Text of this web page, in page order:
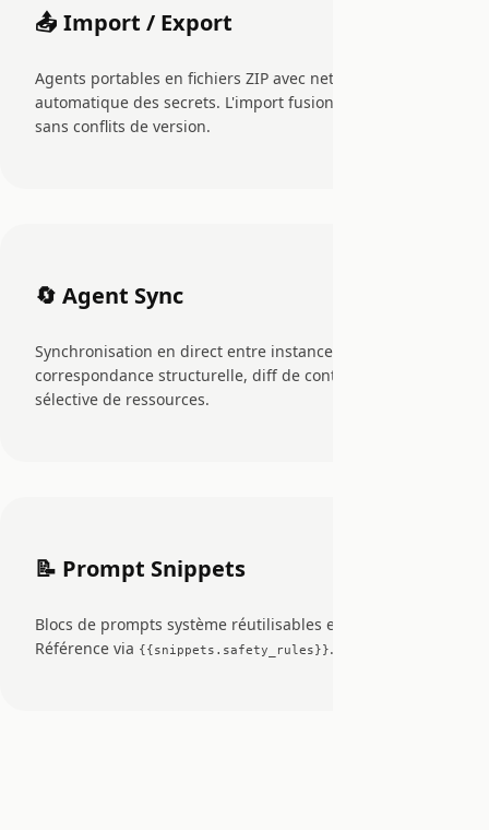
📤 Import / Export
Agents portables en fichiers ZIP avec nettoyage
automatique des secrets. L'import fusionne ou écrase,
sans conflits de version.
🔄 Agent Sync
Synchronisation en direct entre instances avec
correspondance structurelle, diff de contenu et sélection
sélective de ressources.
📝 Prompt Snippets
Blocs de prompts système réutilisables et versionnés.
Référence via {{snippets.safety_rules}}.